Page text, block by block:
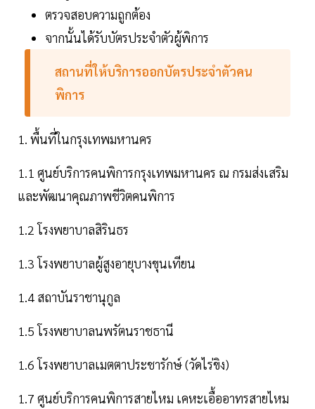
ตรวจสอบความถูกต้อง
จากนั้นได้รับบัตรประจำตัวผู้พิการ
สถานที่ให้บริการออกบัตรประจำตัวคน
พิการ
1. พื้นที่ในกรุงเทพมหานคร
1.1 ศูนย์บริการคนพิการกรุงเทพมหานคร ณ กรมส่งเสริม
และพัฒนาคุณภาพชีวิตคนพิการ
1.2 โรงพยาบาลสิรินธร
1.3 โรงพยาบาลผู้สูงอายุบางขุนเทียน
1.4 สถาบันราชานุกูล
1.5 โรงพยาบาลนพรัตนราชธานี
1.6 โรงพยาบาลเมตตาประชารักษ์ (วัดไร่ขิง)
1.7 ศูนย์บริการคนพิการสายไหม เคหะเอื้ออาทรสายไหม